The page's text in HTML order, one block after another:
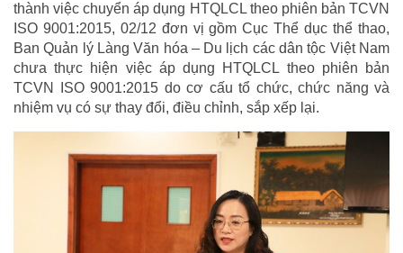
thành việc chuyển áp dụng HTQLCL theo phiên bản TCVN
ISO 9001:2015, 02/12 đơn vị gồm Cục Thể dục thể thao,
Ban Quản lý Làng Văn hóa – Du lịch các dân tộc Việt Nam
chưa thực hiện việc áp dụng HTQLCL theo phiên bản
TCVN ISO 9001:2015 do cơ cấu tổ chức, chức năng và
nhiệm vụ có sự thay đổi, điều chỉnh, sắp xếp lại.